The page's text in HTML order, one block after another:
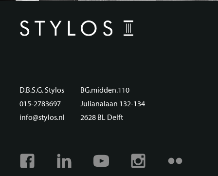
D.B.S.G. Stylos
015-2783697
info@stylos.nl
BG.midden.110
Julianalaan 132-134
2628 BL Delft
Facebook Linkedin Youtube Instagram